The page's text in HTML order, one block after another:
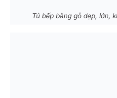
Tủ bếp bằng gỗ đẹp, lớn,